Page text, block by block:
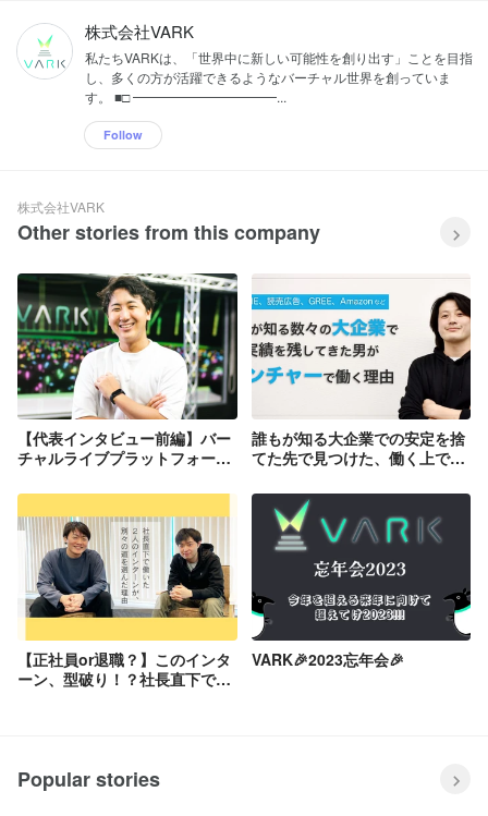
株式会社VARK
私たちVARKは、「世界中に新しい可能性を創り出す」ことを目指
し、多くの方が活躍できるようなバーチャル世界を創っていま
す。 ■□ ━━━━━━━━━━━...
Follow
株式会社VARK
Other stories from this company
【代表インタビュー前編】バー
チャルライブプラットフォーム
をインタビュー。世界一を目指
し、アジアチャンピオンになる
も、選んだのは社会を変えるよ
うなものづくりの道
誰もが知る大企業での安定を捨
てた先で見つけた、働く上で大
【正社員or退職？】このインタ
ーン、型破り！？社長直下で働
VARK🎉2023忘年会🎉
Popular stories